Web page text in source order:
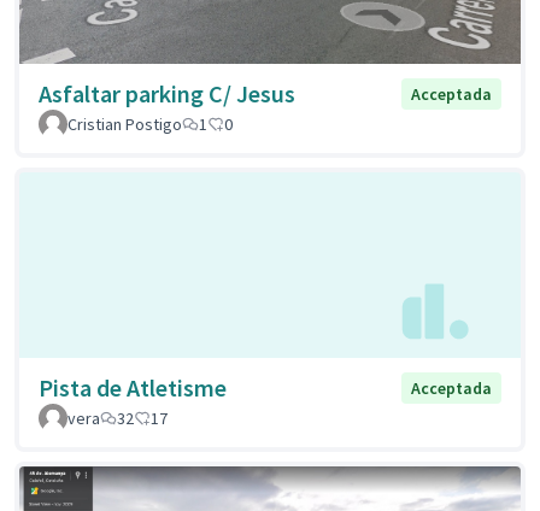
Asfaltar parking C/ Jesus
Acceptada
Cristian Postigo
1 0
Pista de Atletisme
Acceptada
vera
32 17